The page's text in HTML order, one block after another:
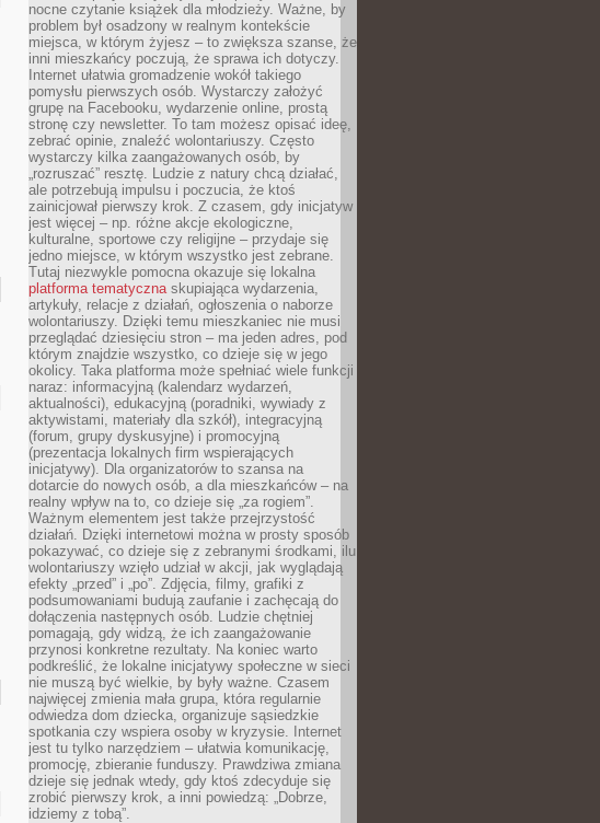
nocne czytanie książek dla młodzieży. Ważne, by
problem był osadzony w realnym kontekście
miejsca, w którym żyjesz – to zwiększa szanse, że
inni mieszkańcy poczują, że sprawa ich dotyczy.
Internet ułatwia gromadzenie wokół takiego
pomysłu pierwszych osób. Wystarczy założyć
grupę na Facebooku, wydarzenie online, prostą
stronę czy newsletter. To tam możesz opisać ideę,
zebrać opinie, znaleźć wolontariuszy. Często
wystarczy kilka zaangażowanych osób, by
„rozruszać” resztę. Ludzie z natury chcą działać,
ale potrzebują impulsu i poczucia, że ktoś
zainicjował pierwszy krok. Z czasem, gdy inicjatyw
jest więcej – np. różne akcje ekologiczne,
kulturalne, sportowe czy religijne – przydaje się
jedno miejsce, w którym wszystko jest zebrane.
Tutaj niezwykle pomocna okazuje się lokalna
platforma tematycznaskupiająca wydarzenia,
artykuły, relacje z działań, ogłoszenia o naborze
wolontariuszy. Dzięki temu mieszkaniec nie musi
przeglądać dziesięciu stron – ma jeden adres, pod
którym znajdzie wszystko, co dzieje się w jego
okolicy. Taka platforma może spełniać wiele funkcji
naraz: informacyjną (kalendarz wydarzeń,
aktualności), edukacyjną (poradniki, wywiady z
aktywistami, materiały dla szkół), integracyjną
(forum, grupy dyskusyjne) i promocyjną
(prezentacja lokalnych firm wspierających
inicjatywy). Dla organizatorów to szansa na
dotarcie do nowych osób, a dla mieszkańców – na
realny wpływ na to, co dzieje się „za rogiem”.
Ważnym elementem jest także przejrzystość
działań. Dzięki internetowi można w prosty sposób
pokazywać, co dzieje się z zebranymi środkami, ilu
wolontariuszy wzięło udział w akcji, jak wyglądają
efekty „przed” i „po”. Zdjęcia, filmy, grafiki z
podsumowaniami budują zaufanie i zachęcają do
dołączenia następnych osób. Ludzie chętniej
pomagają, gdy widzą, że ich zaangażowanie
przynosi konkretne rezultaty. Na koniec warto
podkreślić, że lokalne inicjatywy społeczne w sieci
nie muszą być wielkie, by były ważne. Czasem
najwięcej zmienia mała grupa, która regularnie
odwiedza dom dziecka, organizuje sąsiedzkie
spotkania czy wspiera osoby w kryzysie. Internet
jest tu tylko narzędziem – ułatwia komunikację,
promocję, zbieranie funduszy. Prawdziwa zmiana
dzieje się jednak wtedy, gdy ktoś zdecyduje się
zrobić pierwszy krok, a inni powiedzą: „Dobrze,
idziemy z tobą”.